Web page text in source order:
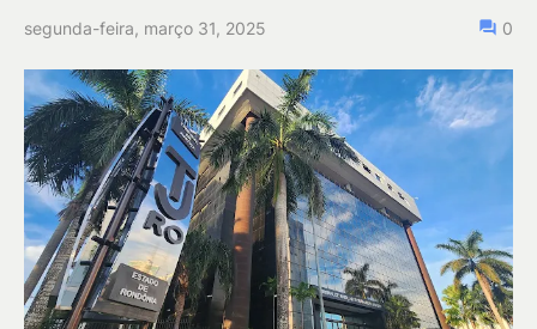
segunda-feira, março 31, 2025 0